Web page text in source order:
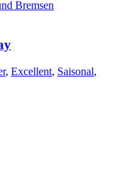
, Excellent, Saisonal,